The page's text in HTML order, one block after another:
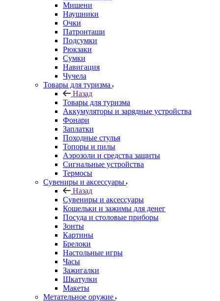
Мишени
Наушники
Очки
Патронташи
Подсумки
Рюкзаки
Сумки
Навигация
Чучела
Товары для туризма
Назад
Товары для туризма
Аккумуляторы и зарядные устройства
Фонари
Заплатки
Походные стулья
Топоры и пилы
Аэрозоли и средства защиты
Сигнальные устройства
Термосы
Сувениры и аксессуары
Назад
Сувениры и аксессуары
Кошельки и зажимы для денег
Посуда и столовые приборы
Зонты
Картины
Брелоки
Настольные игры
Часы
Зажигалки
Шкатулки
Макеты
Метательное оружие